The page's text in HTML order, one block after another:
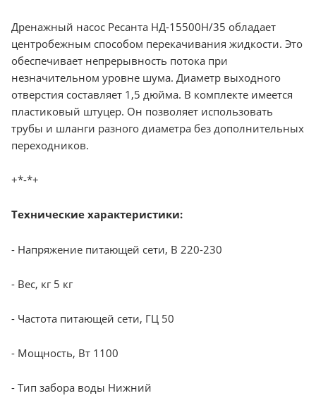
Дренажный насос Ресанта НД-15500Н/35 обладает
центробежным способом перекачивания жидкости. Это
обеспечивает непрерывность потока при
незначительном уровне шума. Диаметр выходного
отверстия составляет 1,5 дюйма. В комплекте имеется
пластиковый штуцер. Он позволяет использовать
трубы и шланги разного диаметра без дополнительных
переходников.
+*-*+
Технические характеристики:
- Напряжение питающей сети, В 220-230
- Вес, кг 5 кг
- Частота питающей сети, ГЦ 50
- Мощность, Вт 1100
- Тип забора воды Нижний